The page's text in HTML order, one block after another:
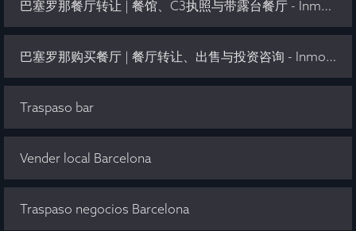
巴塞罗那餐厅转让 | 餐馆、C3执照与带露台餐厅 - Inmo Olaya
巴塞罗那购买餐厅 | 餐厅转让、出售与投资咨询 - Inmo Olaya
Traspaso bar
Vender local Barcelona
Traspaso negocios Barcelona